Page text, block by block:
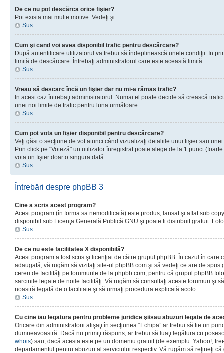
De ce nu pot descărca orice fişier?
Pot exista mai multe motive. Vedeţi şi
Sus
Cum şi cand voi avea disponibil trafic pentru descărcare?
După autentificare utilizatorul va trebui să îndeplinească unele condiţii. In
limită de descărcare. Întrebaţi administratorul care este această limită.
Sus
Vreau să descarc încă un fişier dar nu mi-a rămas trafic?
In acest caz întrebaţi administratorul. Numai el poate decide să crească
unei noi limite de trafic pentru luna următoare.
Sus
Cum pot vota un fişier disponibil pentru descărcare?
Veţi găsi o secţiune de vot atunci când vizualizaţi detaliile unui fişier sau
Prin click pe "Voteză" un utilizator înregistrat poate alege de la 1 punct
vota un fişier doar o singura dată.
Sus
Întrebări despre phpBB 3
Cine a scris acest program?
Acest program (în forma sa nemodificată) este produs, lansat şi aflat sub
disponibil sub Licenţa Generală Publică GNU şi poate fi distribuit gratuit.
Sus
De ce nu este facilitatea X disponibilă?
Acest program a fost scris şi licenţiat de către grupul phpBB. În cazul în care
adaugată, vă rugăm să vizitaţi site-ul phpBB.com şi să vedeţi ce are de
cereri de facilităţi pe forumurile de la phpbb.com, pentru că grupul phpBB
sarcinile legate de noile facilităţi. Vă rugăm să consultaţi aceste forumuri şi
noastră legată de o facilitate şi să urmaţi procedura explicată acolo.
Sus
Cu cine iau legatura pentru probleme juridice şi/sau abuzuri legate de
Oricare din administratorii afişaţi în secţiunea “Echipa” ar trebui să fie un
dumneavoastră. Dacă nu primiţi răspuns, ar trebui să luaţi legătura cu
whois) sau, dacă acesta este pe un domeniu gratuit (de exemplu: Yahoo!,
departamentul pentru abuzuri al serviciului respectiv. Vă rugăm să reţineţi